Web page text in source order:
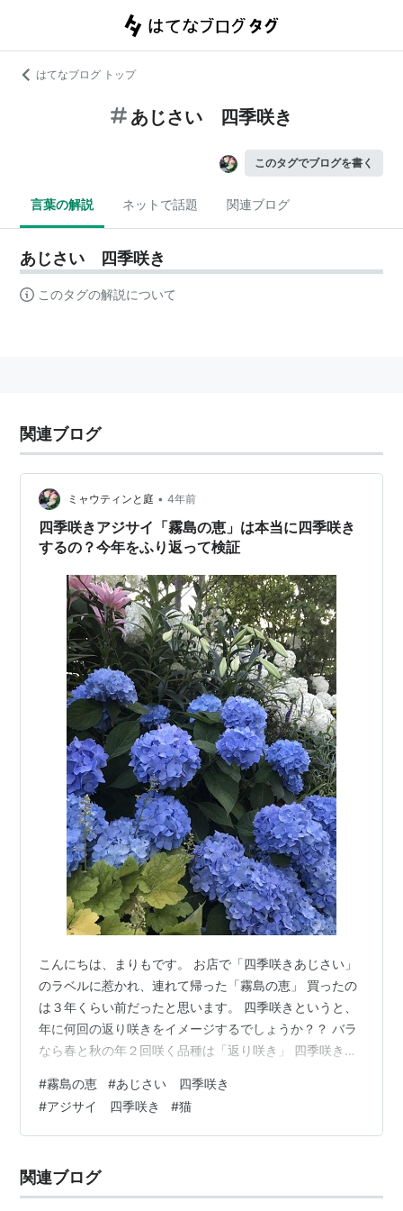
はてなブログ トップ
あじさい 四季咲き
このタグでブログを書く
言葉の解説 ネットで話題 関連ブログ
あじさい 四季咲き
このタグの解説について
関連ブログ
ミャウティンと庭 • 4年前
四季咲きアジサイ「霧島の恵」は本当に四季咲き
するの？今年をふり返って検証
こんにちは、まりもです。 お店で「四季咲きあじさい」
のラベルに惹かれ、連れて帰った「霧島の恵」 買ったの
は３年くらい前だったと思います。 四季咲きというと、
年に何回の返り咲きをイメージするでしょうか？？ バラ
なら春と秋の年２回咲く品種は「返り咲き」 四季咲きと
待して育て始めましたが １年目は、年１回咲いて終わり
でした。 まあ、小さなビニールポット苗を買ったので、
初年度はそんなものだろうと思いました。。 しかし去年
庭のボーダーの前列ど真ん中、一番の特等席をご用意し
たんですよ！！ はたして…
#霧島の恵 #あじさい 四季咲き
#アジサイ 四季咲き #猫
関連ブログ